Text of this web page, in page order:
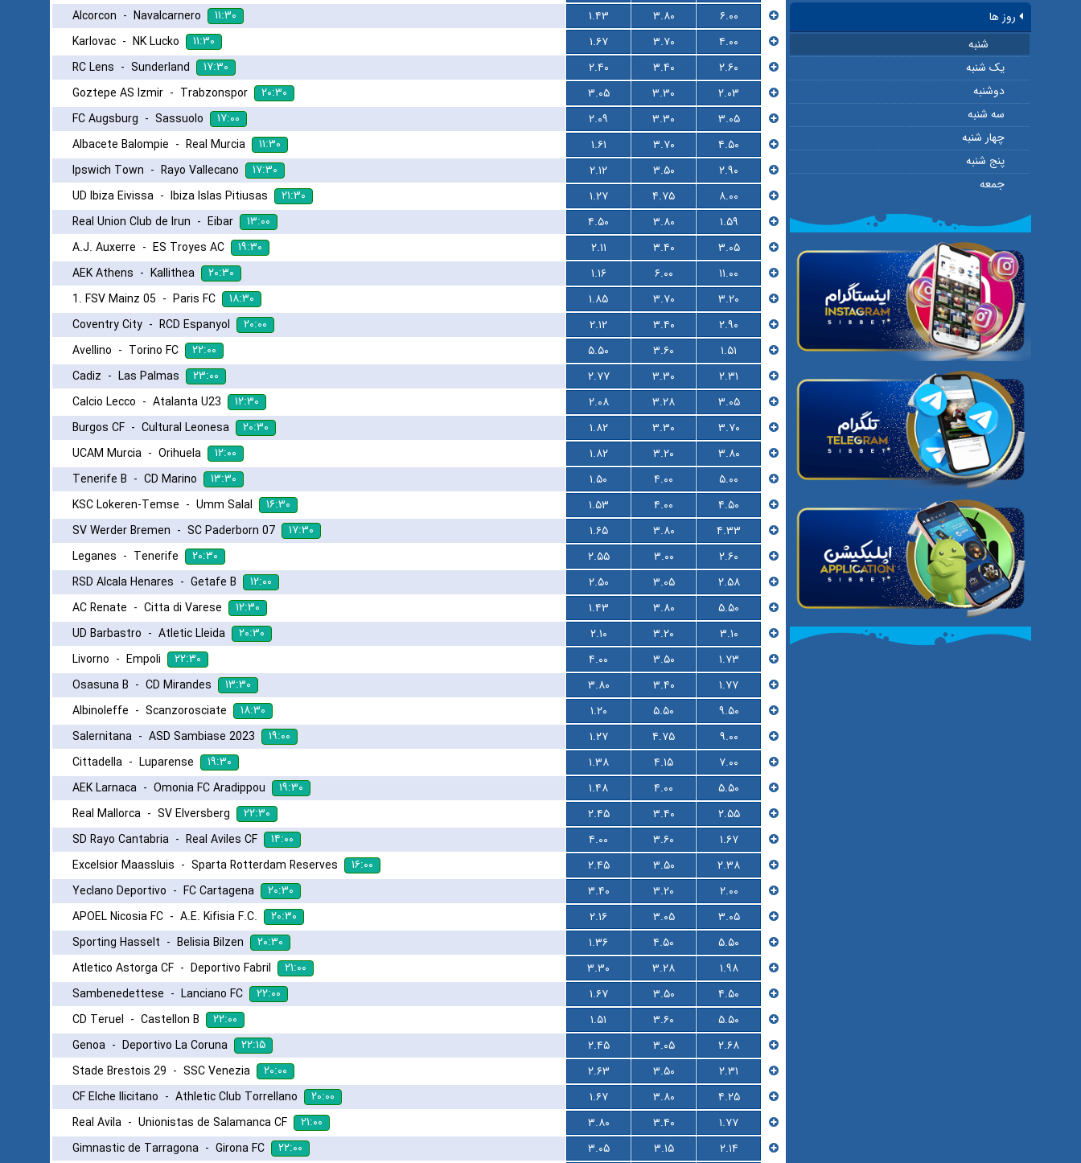
روز ها
شنبه
یک شنبه
دوشنبه
سه شنبه
چهار شنبه
پنج شنبه
جمعه
Alcorcon - Navalcarnero ۱۱:۳۰ ۱.۴۳ ۳.۸۰
۶.۰۰
Karlovac - NK Lucko ۱۱:۳۰ ۱.۶۷ ۳.۷۰
۴.۰۰
RC Lens - Sunderland ۱۷:۳۰ ۲.۴۰ ۳.۴۰
۲.۶۰
Goztepe AS Izmir - Trabzonspor ۲۰:۳۰ ۳.۰۵ ۳.۳۰
۲.۰۳
FC Augsburg - Sassuolo ۱۷:۰۰ ۲.۰۹ ۳.۳۰
۳.۰۵
Albacete Balompie - Real Murcia ۱۱:۳۰ ۱.۶۱ ۳.۷۰
۴.۵۰
Ipswich Town - Rayo Vallecano ۱۷:۳۰ ۲.۱۲ ۳.۵۰
۲.۹۰
UD Ibiza Eivissa - Ibiza Islas Pitiusas ۲۱:۳۰ ۱.۲۷ ۴.۷۵
۸.۰۰
Real Union Club de Irun - Eibar ۱۳:۰۰ ۴.۵۰ ۳.۸۰
۱.۵۹
A.J. Auxerre - ES Troyes AC ۱۹:۳۰ ۲.۱۱ ۳.۴۰
۳.۰۵
AEK Athens - Kallithea ۲۰:۳۰ ۱.۱۶ ۶.۰۰
۱۱.۰۰
1. FSV Mainz 05 - Paris FC ۱۸:۳۰ ۱.۸۵ ۳.۷۰
۳.۲۰
Coventry City - RCD Espanyol ۲۰:۰۰ ۲.۱۲ ۳.۴۰
۲.۹۰
Avellino - Torino FC ۲۲:۰۰ ۵.۵۰ ۳.۶۰
۱.۵۱
Cadiz - Las Palmas ۲۳:۰۰ ۲.۷۷ ۳.۳۰
۲.۳۱
Calcio Lecco - Atalanta U23 ۱۲:۳۰ ۲.۰۸ ۳.۲۸
۳.۰۵
Burgos CF - Cultural Leonesa ۲۰:۳۰ ۱.۸۲ ۳.۳۰
۳.۷۰
UCAM Murcia - Orihuela ۱۲:۰۰ ۱.۸۲ ۳.۲۰
۳.۸۰
Tenerife B - CD Marino ۱۳:۳۰ ۱.۵۰ ۴.۰۰
۵.۰۰
KSC Lokeren-Temse - Umm Salal ۱۶:۳۰ ۱.۵۳ ۴.۰۰
۴.۵۰
SV Werder Bremen - SC Paderborn 07 ۱۷:۳۰ ۱.۶۵ ۳.۸۰
۴.۳۳
Leganes - Tenerife ۲۰:۳۰ ۲.۵۵ ۳.۰۰
۲.۶۰
RSD Alcala Henares - Getafe B ۱۲:۰۰ ۲.۵۰ ۳.۰۵
۲.۵۸
AC Renate - Citta di Varese ۱۲:۳۰ ۱.۴۳ ۳.۸۰
۵.۵۰
UD Barbastro - Atletic Lleida ۲۰:۳۰ ۲.۱۰ ۳.۲۰
۳.۱۰
Livorno - Empoli ۲۲:۳۰ ۴.۰۰ ۳.۵۰
۱.۷۳
Osasuna B - CD Mirandes ۱۳:۳۰ ۳.۸۰ ۳.۴۰
۱.۷۷
Albinoleffe - Scanzorosciate ۱۸:۳۰ ۱.۲۰ ۵.۵۰
۹.۵۰
Salernitana - ASD Sambiase 2023 ۱۹:۰۰ ۱.۲۷ ۴.۷۵
۹.۰۰
Cittadella - Luparense ۱۹:۳۰ ۱.۳۸ ۴.۱۵
۷.۰۰
AEK Larnaca - Omonia FC Aradippou ۱۹:۳۰ ۱.۴۸ ۴.۰۰
۵.۵۰
Real Mallorca - SV Elversberg ۲۲:۳۰ ۲.۴۵ ۳.۴۰
۲.۵۵
SD Rayo Cantabria - Real Aviles CF ۱۴:۰۰ ۴.۰۰ ۳.۶۰
۱.۶۷
Excelsior Maassluis - Sparta Rotterdam Reserves ۱۶:۰۰ ۲.۴۵ ۳.۵۰
۲.۳۸
Yeclano Deportivo - FC Cartagena ۲۰:۳۰ ۳.۴۰ ۳.۲۰
۲.۰۰
APOEL Nicosia FC - A.E. Kifisia F.C. ۲۰:۳۰ ۲.۱۶ ۳.۰۵
۳.۰۵
Sporting Hasselt - Belisia Bilzen ۲۰:۳۰ ۱.۳۶ ۴.۵۰
۵.۵۰
Atletico Astorga CF - Deportivo Fabril ۲۱:۰۰ ۳.۳۰ ۳.۲۸
۱.۹۸
Sambenedettese - Lanciano FC ۲۲:۰۰ ۱.۶۷ ۳.۵۰
۴.۵۰
CD Teruel - Castellon B ۲۲:۰۰ ۱.۵۱ ۳.۶۰
۵.۵۰
Genoa - Deportivo La Coruna ۲۲:۱۵ ۲.۴۵ ۳.۰۵
۲.۶۸
Stade Brestois 29 - SSC Venezia ۲۰:۰۰ ۲.۶۳ ۳.۵۰
۲.۳۱
CF Elche Ilicitano - Athletic Club Torrellano ۲۰:۰۰ ۱.۶۷ ۳.۸۰
۴.۲۵
Real Avila - Unionistas de Salamanca CF ۲۱:۰۰ ۳.۸۰ ۳.۴۰
۱.۷۷
Gimnastic de Tarragona - Girona FC ۲۲:۰۰ ۳.۰۵ ۳.۱۵
۲.۱۴